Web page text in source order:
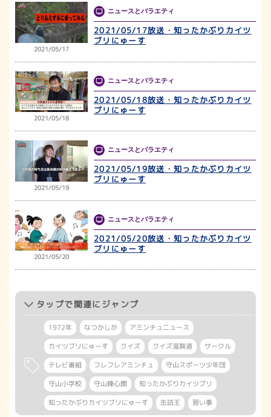
2021/05/17
ニュースとバラエティ
2021/05/17放送・知ったかぶりカイツ
ブリにゅーす
2021/05/18
ニュースとバラエティ
2021/05/18放送・知ったかぶりカイツ
ブリにゅーす
2021/05/19
ニュースとバラエティ
2021/05/19放送・知ったかぶりカイツ
ブリにゅーす
2021/05/20
ニュースとバラエティ
2021/05/20放送・知ったかぶりカイツ
ブリにゅーす
タップで関連にジャンプ
1972年 なつかしが
アミンチュニュース
カイツブリにゅーす
クイズ クイズ滋賀道
サークル
テレビ番組
フレフレアミンチュ
守山スポーツ少年団
守山小学校
守山錬心館
知ったかぶりカイツブリ
知ったかぶりカイツブリにゅーす
缶詰王 習い事